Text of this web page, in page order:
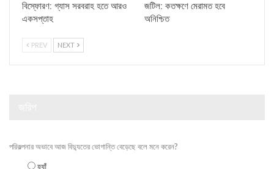
বিস্ফোরণ: গ্যাস সরবরাহ হতে আরও
একসপ্তাহ
জটিল: কতক্ষণে মেরামত হবে
অনিশ্চিত
PREV NEXT
পরিকল্পনার অভাবে আজ বিদ্যুতের ভোগান্তি বেড়েছে বলে মনে করেন?
হ্যাঁ